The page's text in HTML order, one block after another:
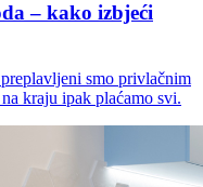
– kako izbjeći
smo privlačnim
kraju ipak plaćamo svi.